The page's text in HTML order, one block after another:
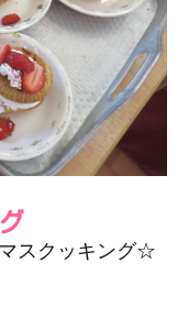
マスクッキング☆